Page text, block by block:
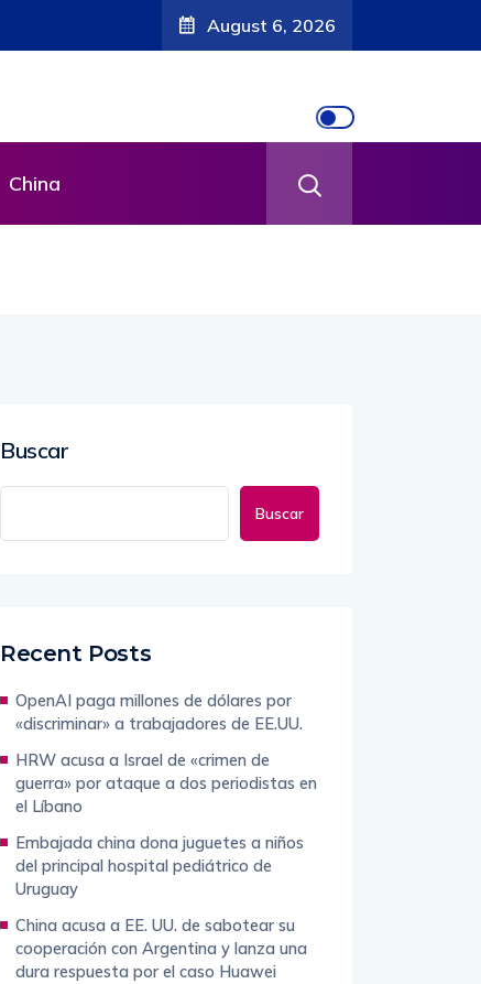
August 6, 2026
China
Buscar
Buscar
Recent Posts
OpenAI paga millones de dólares por
«discriminar» a trabajadores de EE.UU.
HRW acusa a Israel de «crimen de
guerra» por ataque a dos periodistas en
el Líbano
Embajada china dona juguetes a niños
del principal hospital pediátrico de
Uruguay
China acusa a EE. UU. de sabotear su
cooperación con Argentina y lanza una
dura respuesta por el caso Huawei